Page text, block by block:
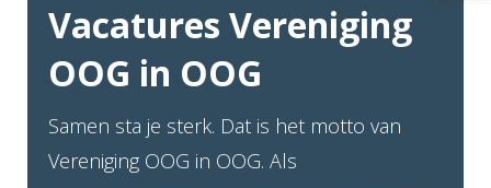
Vacatures Vereniging
OOG in OOG
Samen sta je sterk. Dat is het motto van
Vereniging OOG in OOG. Als